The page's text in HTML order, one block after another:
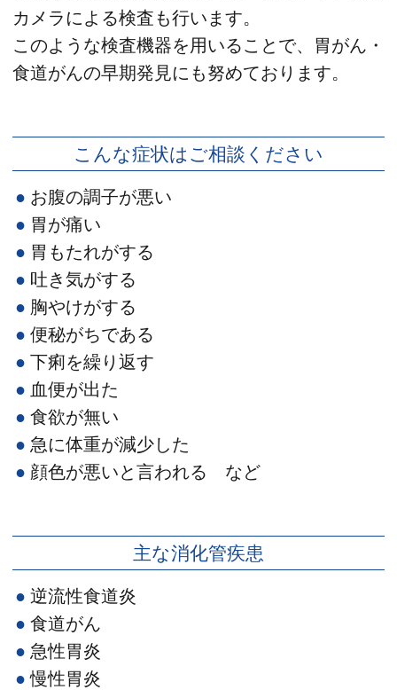
カメラによる検査も行います。
このような検査機器を用いることで、胃がん・
食道がんの早期発見にも努めております。
こんな症状はご相談ください
お腹の調子が悪い
胃が痛い
胃もたれがする
吐き気がする
胸やけがする
便秘がちである
下痢を繰り返す
血便が出た
食欲が無い
急に体重が減少した
顔色が悪いと言われる など
主な消化管疾患
逆流性食道炎
食道がん
急性胃炎
慢性胃炎